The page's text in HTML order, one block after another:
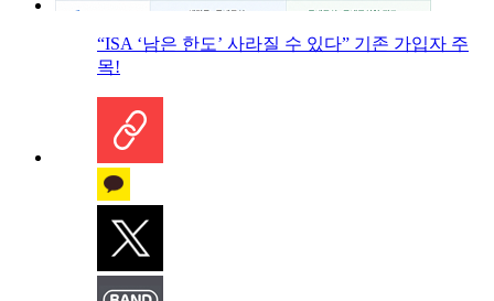
“ISA ‘남은 한도’ 사라질 수 있다” 기존 가입자 주
목!